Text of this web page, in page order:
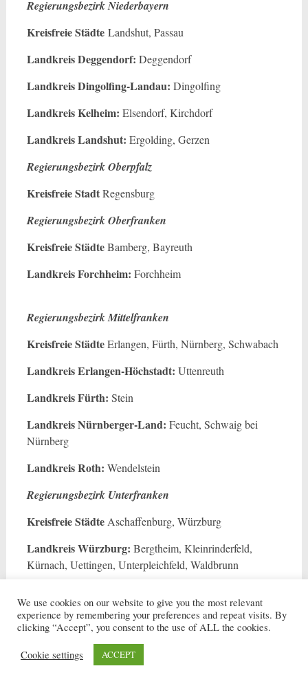
Regierungsbezirk Niederbayern
Kreisfreie Städte Landshut, Passau
Landkreis Deggendorf: Deggendorf
Landkreis Dingolfing-Landau: Dingolfing
Landkreis Kelheim: Elsendorf, Kirchdorf
Landkreis Landshut: Ergolding, Gerzen
Regierungsbezirk Oberpfalz
Kreisfreie StadtRegensburg
Regierungsbezirk Oberfranken
Kreisfreie StädteBamberg, Bayreuth
Landkreis Forchheim: Forchheim
Regierungsbezirk Mittelfranken
Kreisfreie StädteErlangen, Fürth, Nürnberg, Schwabach
Landkreis Erlangen-Höchstadt: Uttenreuth
Landkreis Fürth: Stein
Landkreis Nürnberger-Land: Feucht, Schwaig bei
Nürnberg
Landkreis Roth: Wendelstein
Regierungsbezirk Unterfranken
Kreisfreie StädteAschaffenburg, Würzburg
Landkreis Würzburg: Bergtheim, Kleinrinderfeld,
Kürnach, Uettingen, Unterpleichfeld, Waldbrunn
Kreisfreie StädteAugsburg, Kaufbeuren, Kempten
(Allgäu), Memmingen
Landkreis Augsburg:Neusäß, Stadtbergen
We use cookies on our website to give you the most relevant
experience by remembering your preferences and repeat visits. By
clicking “Accept”, you consent to the use of ALL the cookies.
Cookie settings ACCEPT